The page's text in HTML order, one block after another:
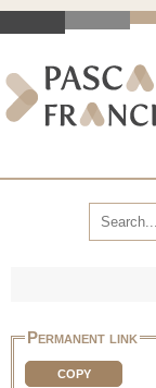
Permanent link
COPY